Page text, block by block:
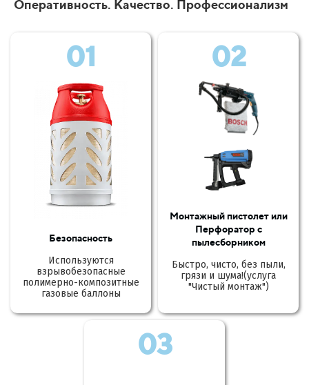
Оперативность. Качество. Профессионализм
01
Безопасность
Используются
взрывобезопасные
полимерно-композитные
газовые баллоны
02
Монтажный пистолет или
Перфоратор с
пылесборником
Быстро, чисто, без пыли,
грязи и шума!(услуга
"Чистый монтаж")
03